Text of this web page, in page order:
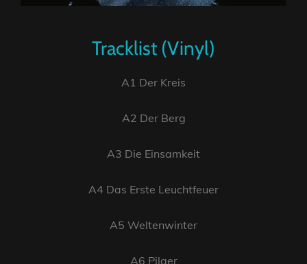
Tracklist (Vinyl)
A1 Der Kreis
A2 Der Berg
A3 Die Einsamkeit
A4 Das Erste Leuchtfeuer
A5 Weltenwinter
A6 Pilger